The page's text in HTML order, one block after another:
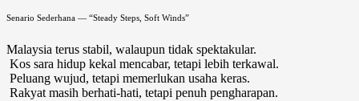
Senario Sederhana — “Steady Steps, Soft Winds”
Malaysia terus stabil, walaupun tidak spektakular.
Kos sara hidup kekal mencabar, tetapi lebih terkawal.
Peluang wujud, tetapi memerlukan usaha keras.
Rakyat masih berhati-hati, tetapi penuh pengharapan.